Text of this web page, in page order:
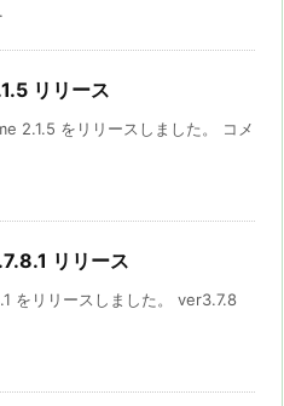
リリース
2.1.5 をリリースしました。 コメ
リリース
をリリースしました。 ver3.7.8